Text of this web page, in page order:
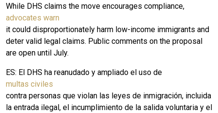
While DHS claims the move encourages compliance,
advocates warn
it could disproportionately harm low-income immigrants and
deter valid legal claims. Public comments on the proposal
are open until July.
ES: El DHS ha reanudado y ampliado el uso de
multas civiles
contra personas que violan las leyes de inmigración, incluida
la entrada ilegal, el incumplimiento de la salida voluntaria y el